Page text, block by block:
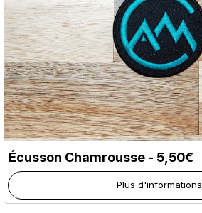
Écusson Chamrousse - 5,50€
Plus d'informations